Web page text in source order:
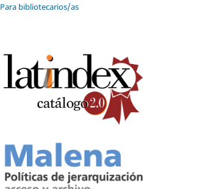
Para bibliotecarios/as